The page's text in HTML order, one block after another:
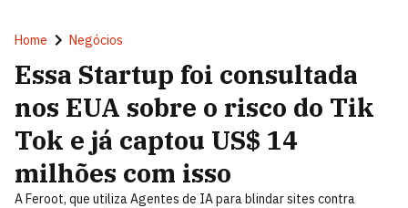
Home Negócios
Essa Startup foi consultada
nos EUA sobre o risco do Tik
Tok e já captou US$ 14
milhões com isso
A Feroot, que utiliza Agentes de IA para blindar sites contra